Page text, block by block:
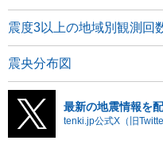
震度3以上の地域別観測回
震央分布図
最新の地震情報を
tenki.jp公式X（旧